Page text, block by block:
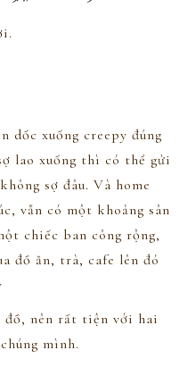
dốc xuống creepy đúng
lao xuống thì có thể gửi
sợ đâu. Và home
vẫn có một khoảng sân
chiếc ban công rộng,
đồ ăn, trà, cafe lên đó
đồ, nên rất tiện với hai
mình.